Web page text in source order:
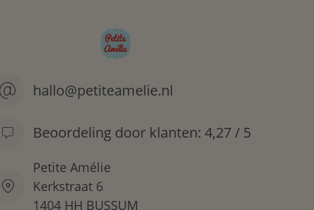
hallo@petiteamelie.nl
Beoordeling door klanten: 4,27 / 5
Petite Amélie
Kerkstraat 6
1404 HH BUSSUM